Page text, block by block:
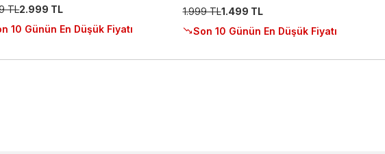
TL2.999 TL
10 Günün En Düşük Fiyatı
1.999 TL1.499 TL
Son 10 Günün En Düşük Fiyatı